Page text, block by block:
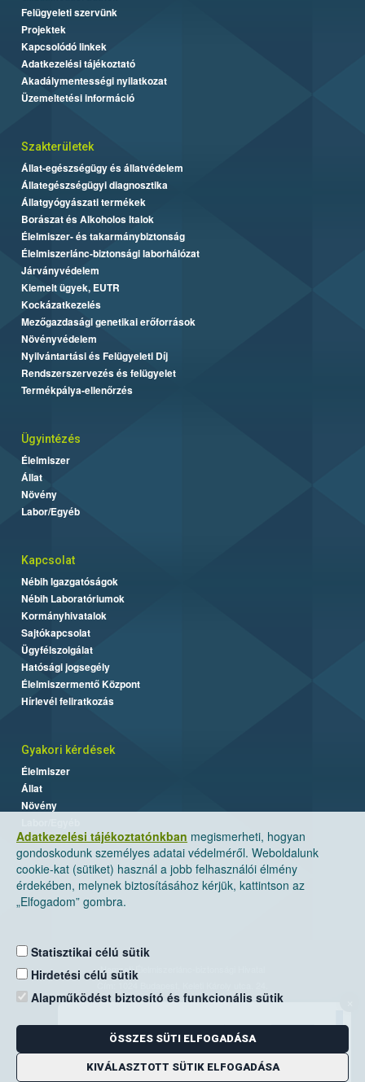
Adatkezelési tájékoztatónkban megismerheti, hogyan
gondoskodunk személyes adatai védelméről. Weboldalunk
cookie-kat (sütiket) használ a jobb felhasználói élmény
érdekében, melynek biztosításához kérjük, kattintson az
„Elfogadom” gombra.
Statisztikai célú sütik
Hirdetési célú sütik
Alapműködést biztosító és funkcionális sütik
ÖSSZES SÜTI ELFOGADÁSA
KIVÁLASZTOTT SÜTIK ELFOGADÁSA
Felügyeleti szervünk
Projektek
Kapcsolódó linkek
Adatkezelési tájékoztató
Akadálymentességi nyilatkozat
Üzemeltetési információ
Szakterületek
Állat-egészségügy és állatvédelem
Állategészségügyi diagnosztika
Állatgyógyászati termékek
Borászat és Alkoholos Italok
Élelmiszer- és takarmánybiztonság
Élelmiszerlánc-biztonsági laborhálózat
Járványvédelem
Kiemelt ügyek, EUTR
Kockázatkezelés
Mezőgazdasági genetikai erőforrások
Növényvédelem
Nyilvántartási és Felügyeleti Díj
Rendszerszervezés és felügyelet
Termékpálya-ellenőrzés
Ügyintézés
Élelmiszer
Állat
Növény
Labor/Egyéb
Kapcsolat
Nébih Igazgatóságok
Nébih Laboratóriumok
Kormányhivatalok
Sajtókapcsolat
Ügyfélszolgálat
Hatósági jogsegély
Élelmiszermentő Központ
Hírlevél feliratkozás
Gyakori kérdések
Élelmiszer
Állat
Növény
Nemzeti Élelmiszerlánc-biztonsági Hivatal
Levelezési cím: 1525 Budapest. Pf. 30.
E-mail:ugyfelszolgalat@nebih.gov.hu
Zöld szám: 06-80/263-244
Telefon: 06-1/ 336-9000